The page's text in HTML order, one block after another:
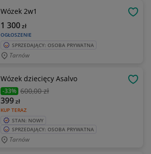
Wózek 2w1
OGŁOSZENIE
1 300zł
SPRZEDAJĄCY: OSOBA PRYWATNA
Tarnów
Wózek dziecięcy Asalvo
-33% 600,00 zł
KUP TERAZ
399zł
STAN: NOWY
SPRZEDAJĄCY: OSOBA PRYWATNA
Tarnów